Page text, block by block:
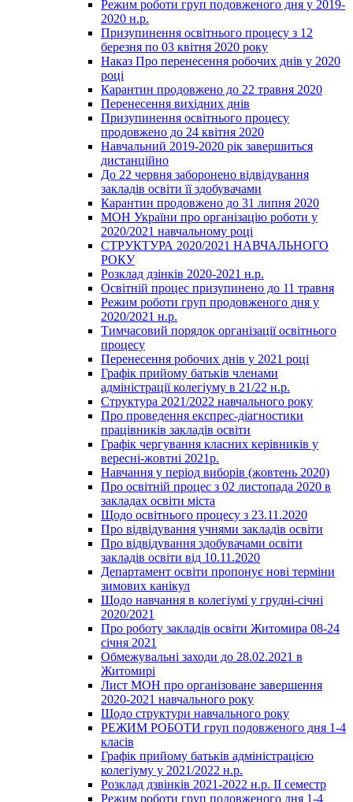
Режим роботи груп подовженого дня у 2019-
2020 н.р.
Призупинення освітнього процесу з 12
березня по 03 квітня 2020 року
Наказ Про перенесення робочих днів у 2020
році
Карантин продовжено до 22 травня 2020
Перенесення вихідних днів
Призупинення освітнього процесу
продовжено до 24 квітня 2020
Навчальний 2019-2020 рік завершиться
дистанційно
До 22 червня заборонено відвідування
закладів освіти її здобувачами
Карантин продовжено до 31 липня 2020
МОН України про організацію роботи у
2020/2021 навчальному році
СТРУКТУРА 2020/2021 НАВЧАЛЬНОГО
РОКУ
Розклад дзінків 2020-2021 н.р.
Освітній процес призупинено до 11 травня
Режим роботи груп продовженого дня у
2020/2021 н.р.
Тимчасовий порядок організації освітнього
процесу
Перенесення робочих днів у 2021 році
Графік прийому батьків членами
адміністрації колегіуму в 21/22 н.р.
Структура 2021/2022 навчального року
Про проведення експрес-діагностики
працівників закладів освіти
Графік чергування класних керівників у
вересні-жовтні 2021р.
Навчання у період виборів (жовтень 2020)
Про освітній процес з 02 листопада 2020 в
закладах освіти міста
Щодо освітнього процесу з 23.11.2020
Про відвідування учнями закладів освіти
Про відвідування здобувачами освіти
закладів освіти від 10.11.2020
Департамент освіти пропонує нові терміни
зимових канікул
Щодо навчання в колегіумі у грудні-січні
2020/2021
Про роботу закладів освіти Житомира 08-24
січня 2021
Обмежувальні заходи до 28.02.2021 в
Житомирі
Лист МОН про організоване завершення
2020-2021 навчального року
Щодо структури навчального року
РЕЖИМ РОБОТИ груп подовженого дня 1-4
класів
Графік прийому батьків адміністрацією
колегіуму у 2021/2022 н.р.
Розклад дзвінків 2021-2022 н.р. ІІ семестр
Режим роботи груп подовженого дня 1-4